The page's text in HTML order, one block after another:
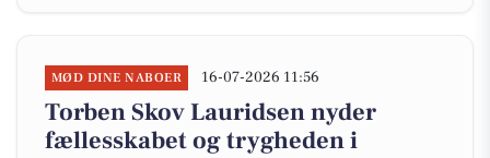
MØD DINE NABOER 16-07-2026 11:56
Torben Skov Lauridsen nyder
fællesskabet og trygheden i